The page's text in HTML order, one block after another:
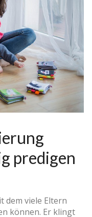
predigen
dem viele Eltern
können. Er klingt